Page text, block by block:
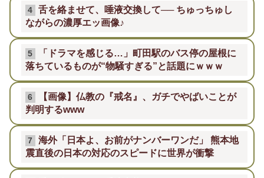
4
舌を絡ませて、唾液交換して── ちゅっちゅし
ながらの濃厚エッ画像♪
5
「ドラマを感じる…」町田駅のバス停の屋根に
落ちているものが“物騒すぎる”と話題にｗｗｗ
6
【画像】仏教の『戒名』、ガチでやばいことが
判明するwww
7
海外「日本よ、お前がナンバーワンだ」 熊本地
震直後の日本の対応のスピードに世界が衝撃